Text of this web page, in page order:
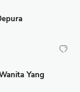
Yang